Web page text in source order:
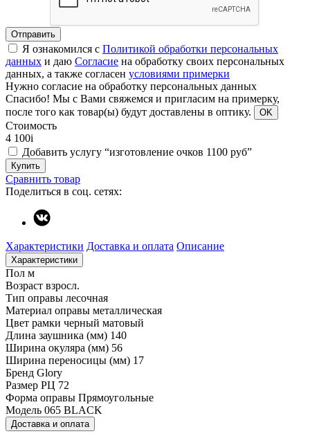
Отправить
Я ознакомился с Политикой обработки персональных
данных и даю Согласие на обработку своих персональных
данных, а также согласен условиями примерки
Нужно согласие на обработку персональных данных
Спасибо! Мы с Вами свяжемся и пригласим на примерку,
после того как товар(ы) будут доставлены в оптику.
OK
Стоимость
4 100i
Добавить услугу “изготовление очков 1100 руб”
Купить
Сравнить товар
Поделиться в соц. сетях:
Характеристики Доставка и оплата Описание
Характеристики
Пол м
Возраст взросл.
Тип оправы лесочная
Материал оправы металлическая
Цвет рамки черный матовый
Длина заушника (мм) 140
Ширина окуляра (мм) 56
Ширина переносицы (мм) 17
Бренд Glory
Размер РЦ 72
Форма оправы Прямоугольные
Модель 065 BLACK
Доставка и оплата